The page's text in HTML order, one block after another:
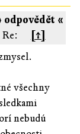
odpovědět «
[↑]
všechny
nebudú